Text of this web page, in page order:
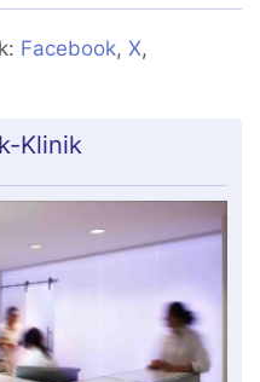
Facebook,X,
Klinik